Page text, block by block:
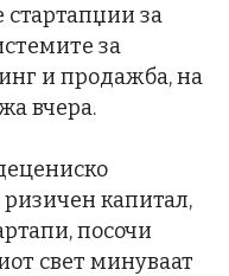
за
за
и продажба, на
вчера.
капитал,
посочи
свет минуваат